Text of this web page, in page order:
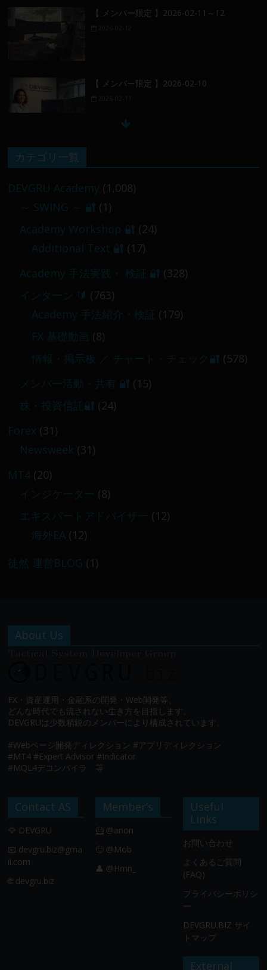
【 メンバー限定 】2026-02-11～12
【 メンバー限定 】2026-02-10
／
【 メンバー限定 】2026-03-05～06
カテゴリ一覧
DEVGRU Academy (1,008)
～ SWING ～ 🔐 (1)
Academy Workshop 🔐 (24)
Additional Text 🔐 (17)
Academy 手法実践・ 検証 🔐 (328)
インターン 🔰 (763)
Academy 手法紹介・検証 (179)
FX 基礎動画 (8)
情報・掲示板 ／ チャート・チェック🔐 (578)
メンバー活動・共有 🔐 (15)
株・投資信託🔐 (24)
Forex (31)
Newsweek (31)
MT4(20)
インジケーター (8)
エキスパートアドバイザー (12)
海外EA (12)
徒然 運営BLOG (1)
About Us
FX・資産運用・金融系の開発・Web開発等、
どんな時代でも流されない生き方を目指します。
DEVGRUは少数精鋭のメンバーにより構成されています。
#Webページ開発ディレクション #アプリディレクション
#MT4 #Expert Advisor #Indicator
#MQL4デコンパイラ 等
Contact AS
🦅 DEVGRU
📧 devgru.biz@gma
il.com
🌐 devgru.biz
Member’s
🦸 @anon
🙂 @Mob
👤 @Hmn_
Useful
Links
お問い合わせ
よくあるご質問
(FAQ)
プライバシーポリシ
ー
DEVGRU.BIZ サイ
トマップ
External